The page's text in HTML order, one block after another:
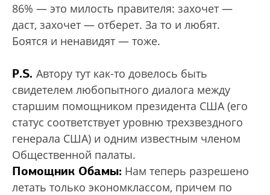
86% — это милость правителя: захочет —
даст, захочет — отберет. За то и любят.
Боятся и ненавидят — тоже.
P.S. Автору тут как-то довелось быть
свидетелем любопытного диалога между
старшим помощником президента США (его
статус соответствует уровню трехзвездного
генерала США) и одним известным членом
Общественной палаты.
Помощник Обамы: Нам теперь разрешено
летать только экономклассом, причем по